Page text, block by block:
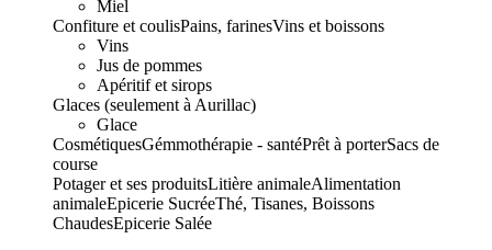
Miel
Confiture et coulisPains, farinesVins et boissons
Vins
Jus de pommes
Apéritif et sirops
Glaces (seulement à Aurillac)
Glace
CosmétiquesGémmothérapie - santéPrêt à porterSacs de
course
Potager et ses produitsLitière animaleAlimentation
animaleEpicerie SucréeThé, Tisanes, Boissons
ChaudesEpicerie Salée